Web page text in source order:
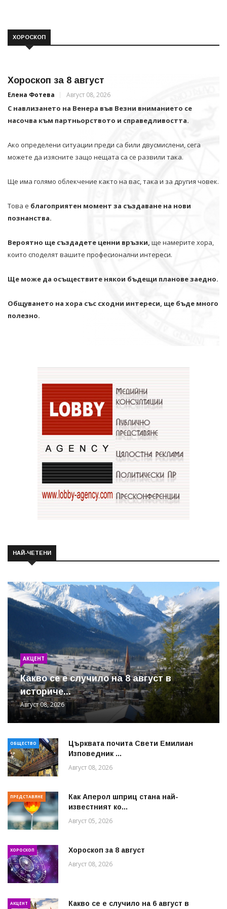
ХОРОСКОП
Хороскоп за 8 август
Елена Фотева Август 08, 2026
С навлизането на Венера във Везни вниманието се
насочва към партньорството и справедливостта.
Ако определени ситуации преди са били двусмислени, сега
можете да изясните защо нещата са се развили така.
Ще има голямо облекчение както на вас, така и за другия човек.
Това е благоприятен момент за създаване на нови
познанства.
Вероятно ще създадете ценни връзки, ще намерите хора,
които споделят вашите професионални интереси.
Ще може да осъществите някои бъдещи планове заедно.
Общуването на хора със сходни интереси, ще бъде много
полезно.
НАЙ-ЧЕТЕНИ
АКЦЕНТ
Какво се е случило на 8 август в
историче...
Август 08, 2026
ОБЩЕСТВО
Църквата почита Свeти Емилиан
Изповедник ...
Август 08, 2026
ПРЕДСТАВЯНЕ
Как Аперол шприц стана най-
известният ко...
Август 05, 2026
ХОРОСКОП Хороскоп за 8 август
Август 08, 2026
АКЦЕНТ
Какво се е случило на 6 август в